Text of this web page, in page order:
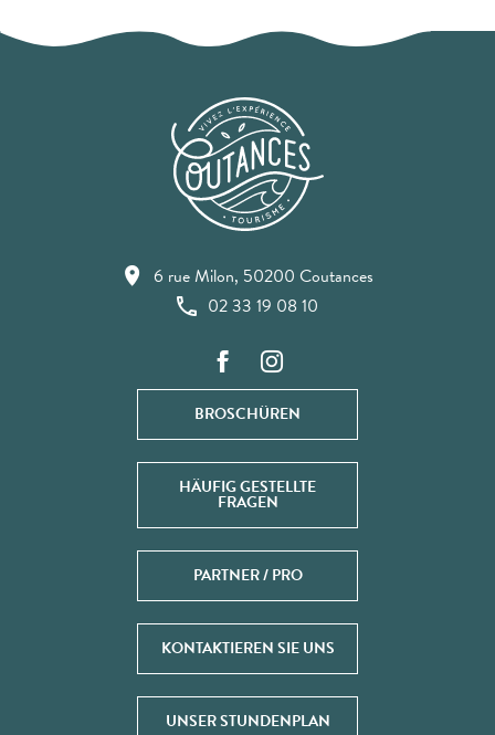
6 rue Milon, 50200 Coutances
02 33 19 08 10
BROSCHÜREN
HÄUFIG GESTELLTE
FRAGEN
PARTNER / PRO
KONTAKTIEREN SIE UNS
UNSER STUNDENPLAN